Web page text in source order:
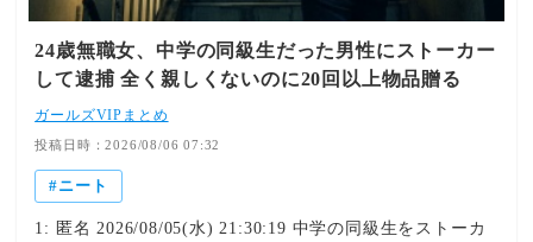
24歳無職女、中学の同級生だった男性にストーカー
して逮捕 全く親しくないのに20回以上物品贈る
ガールズVIPまとめ
投稿日時：2026/08/06 07:32
ニート
1: 匿名 2026/08/05(水) 21:30:19 中学の同級生をストーカ